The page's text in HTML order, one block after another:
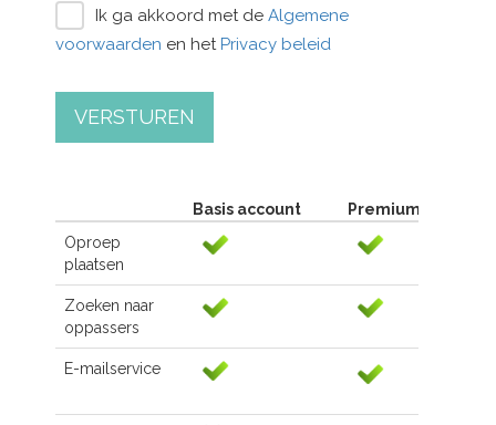
Ik ga akkoord met de Algemene
voorwaarden en het Privacy beleid
VERSTUREN
Basis account
Premium account
Oproep
plaatsen
Zoeken naar
oppassers
E-mailservice